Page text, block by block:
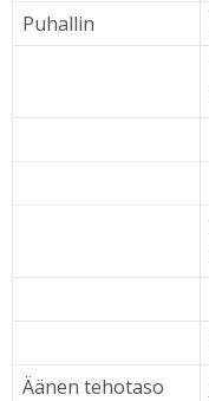
Puhallin
Äänen tehotaso